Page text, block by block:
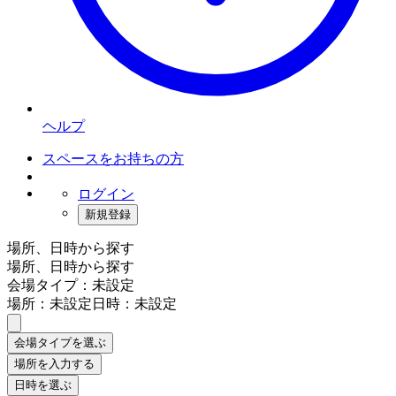
ヘルプ
スペースをお持ちの方
ログイン
新規登録
場所、日時から探す
場所、日時から探す
会場タイプ：未設定
場所：未設定日時：未設定
会場タイプを選ぶ
場所を入力する
日時を選ぶ